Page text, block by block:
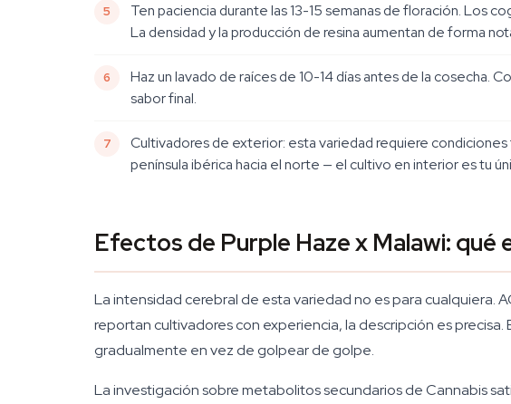
Ten paciencia durante las 13-15 semanas de floración. Los
La densidad y la producción de resina aumentan de forma
Haz un lavado de raíces de 10-14 días antes de la cosecha.
sabor final.
Cultivadores de exterior: esta variedad requiere
península ibérica hacia el norte — el cultivo en interior es tu
Efectos de Purple Haze x Malawi: qué
La intensidad cerebral de esta variedad no es para cualquiera.
reportan cultivadores con experiencia, la descripción es
gradualmente en vez de golpear de golpe.
La investigación sobre metabolitos secundarios de Cannabis